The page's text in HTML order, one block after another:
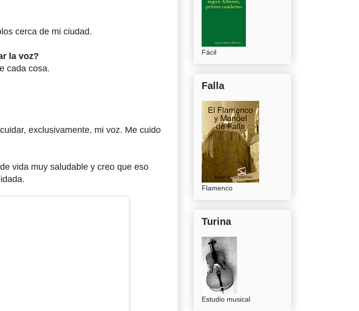
cerca de mi ciudad.
la voz?
cada cosa.
exclusivamente, mi voz. Me cuido
vida muy saludable y creo que eso
Fácil
Falla
Flamenco
Turina
Estudio musical